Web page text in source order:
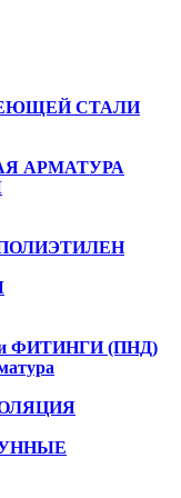
СТАЛИ
АРМАТУРА
ФИТИНГИ (ПНД)